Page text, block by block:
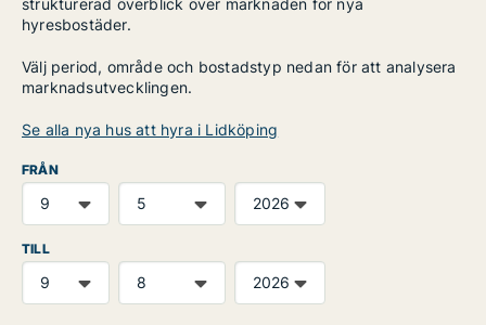
strukturerad överblick över marknaden för nya
hyresbostäder.
Välj period, område och bostadstyp nedan för att analysera
marknadsutvecklingen.
Se alla nya hus att hyra i Lidköping
FRÅN
TILL